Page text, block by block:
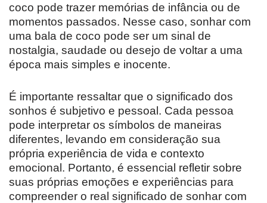
coco pode trazer memórias de infância ou de
momentos passados. Nesse caso, sonhar com
uma bala de coco pode ser um sinal de
nostalgia, saudade ou desejo de voltar a uma
época mais simples e inocente.
É importante ressaltar que o significado dos
sonhos é subjetivo e pessoal. Cada pessoa
pode interpretar os símbolos de maneiras
diferentes, levando em consideração sua
própria experiência de vida e contexto
emocional. Portanto, é essencial refletir sobre
suas próprias emoções e experiências para
compreender o real significado de sonhar com